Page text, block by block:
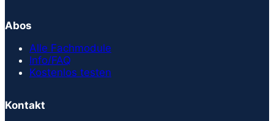
Abos
Alle Fachmodule
Info/FAQ
Kostenlos testen
Kontakt